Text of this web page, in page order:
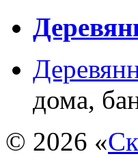
дома,
© 2026 «